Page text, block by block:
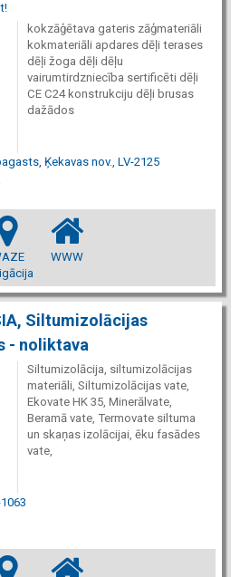
kokzāģētava gateris zāģmateriāli
kokmateriāli apdares dēļi terases
dēļi žoga dēļi dēļu
vairumtirdzniecība sertificēti dēļi
CE C24 konstrukciju dēļi brusas
dažādos
Ķekavas nov., LV-2125
WWW
Siltumizolācijas
- noliktava
Siltumizolācija, siltumizolācijas
materiāli, Siltumizolācijas vate,
Ekovate HK 35, Minerālvate,
Beramā vate, Termovate siltuma
un skaņas izolācijai, ēku fasādes
vate,